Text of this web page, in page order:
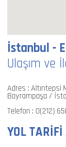
İstanbul -
Ulaşım ve
Adres : Altıntepsi
Bayrampaşa /
Telefon : 0(212)
YOL